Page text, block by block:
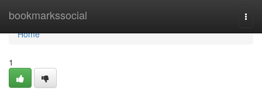
bookmarkssocial
Home
Home
1